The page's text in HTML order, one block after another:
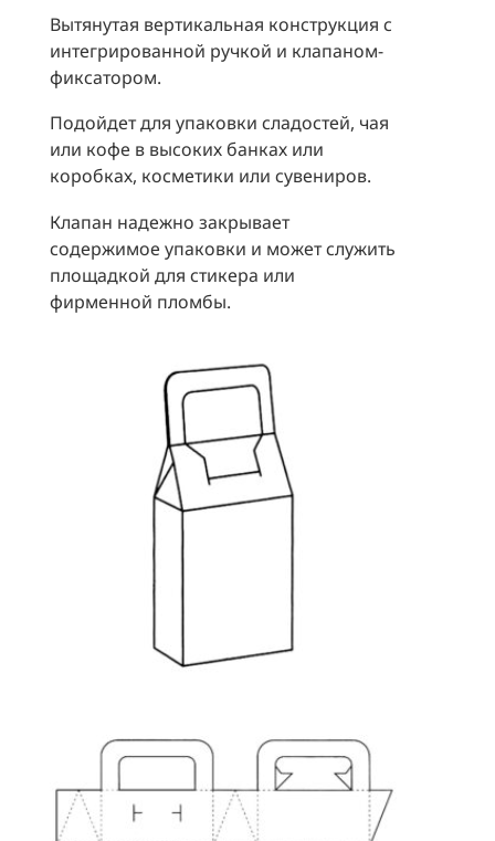
Вытянутая вертикальная конструкция с
интегрированной ручкой и клапаном-
фиксатором.
Подойдет для упаковки сладостей, чая
или кофе в высоких банках или
коробках, косметики или сувениров.
Клапан надежно закрывает
содержимое упаковки и может служить
площадкой для стикера или
фирменной пломбы.